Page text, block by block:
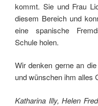
kommt. Sie und Frau
diesem Bereich und
eine spanische
Schule holen.
Wir denken gerne an
und wünschen ihm alles
Katharina Illy, Helen